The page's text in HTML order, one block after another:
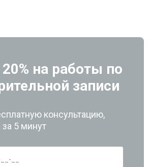
на работы по
записи
консультацию,
5 минут